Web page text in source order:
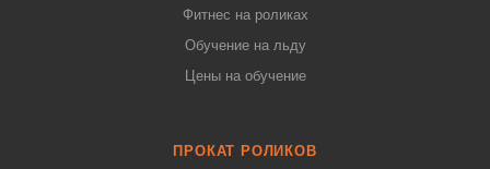
Фитнес на роликах
Обучение на льду
Цены на обучение
ПРОКАТ РОЛИКОВ